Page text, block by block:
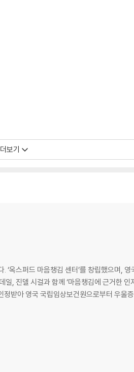
보기
옥스퍼드 마음챙김 센터’를 창립했으며,
, 진델 시걸과 함께 ‘마음챙김에 근거한
받아 영국 국립임상보건원으로부터 우울